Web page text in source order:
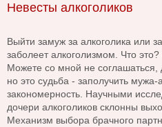
Невесты алкоголиков
Выйти замуж за алкоголика или
заболеет алкоголизмом. Что
Можете со мной не
но это судьба - заполучить
закономерность. Научными
дочери алкоголиков склонны
Механизм выбора брачного